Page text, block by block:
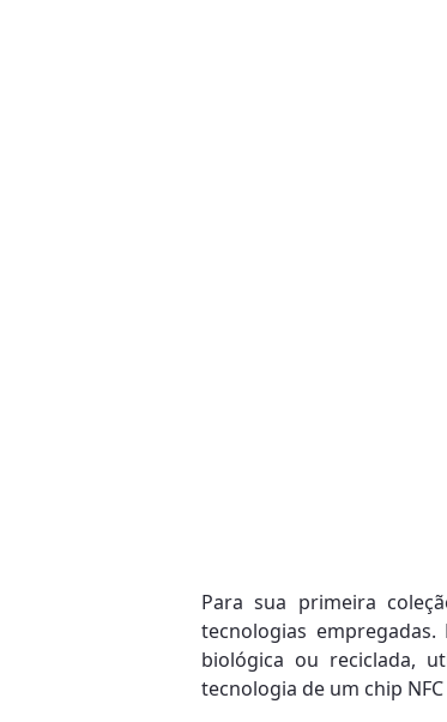
Para sua primeira
tecnologias
biológica ou reciclada,
tecnologia de um chip